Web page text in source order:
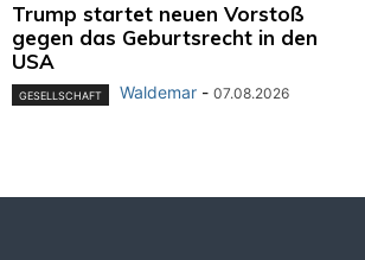
Trump startet neuen Vorstoß
gegen das Geburtsrecht in den
USA
GESELLSCHAFT Waldemar - 07.08.2026